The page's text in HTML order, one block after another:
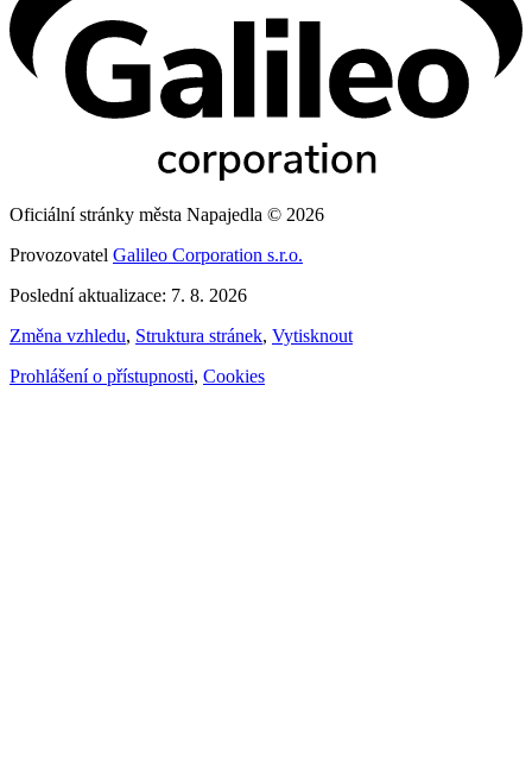
Oficiální stránky města Napajedla © 2026
Provozovatel Galileo Corporation s.r.o.
Poslední aktualizace: 7. 8. 2026
Změna vzhledu, Struktura stránek, Vytisknout
Prohlášení o přístupnosti, Cookies